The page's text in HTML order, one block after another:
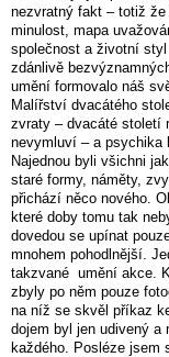
nezvratný fakt – totiž
minulost, mapa
společnost a životní
zdánlivě
umění formovalo náš
Malířství dvacátého
zvraty – dvacáté století
nevymluví – a psychika
Najednou byli všichni
staré formy, náměty,
přichází něco nového.
které doby tomu tak
dovedou se upínat
mnohem pohodlnější.
takzvané umění akce.
zbyly po něm pouze
na níž se skvěl příkaz
dojem byl jen udivený a
každého. Posléze jsem